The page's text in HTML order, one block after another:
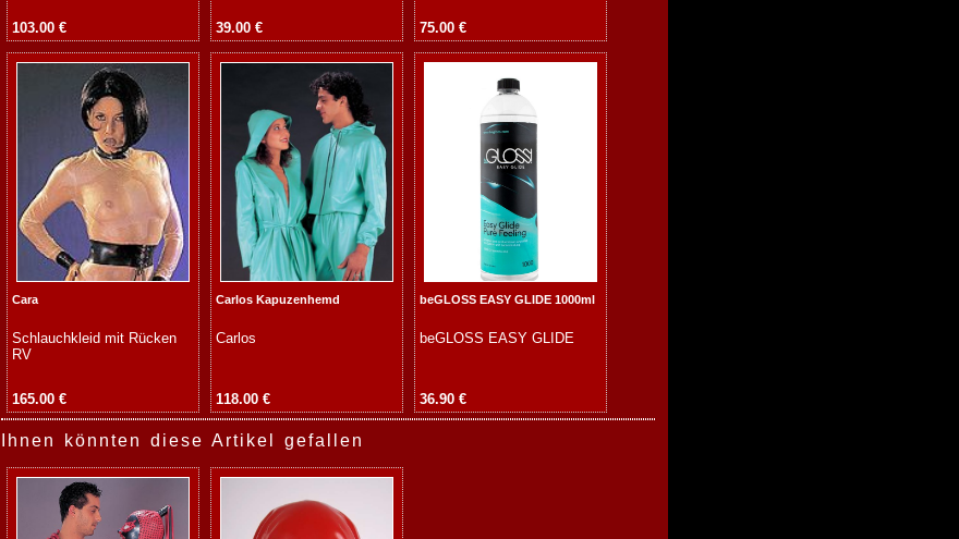
103.00 € 39.00 € 75.00 €
Cara
Schlauchkleid mit Rücken
RV
165.00 €
Carlos Kapuzenhemd
Carlos
118.00 €
beGLOSS EASY GLIDE 1000ml
beGLOSS EASY GLIDE
36.90 €
Ihnen könnten diese Artikel gefallen